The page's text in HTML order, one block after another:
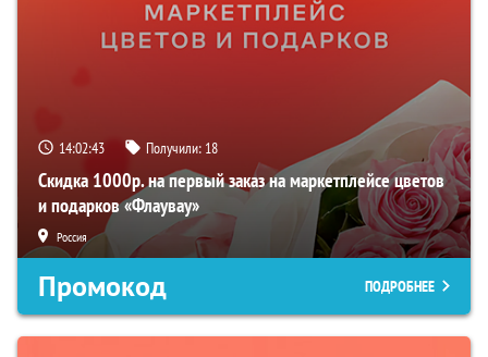
14:02:42 Получили: 18
Скидка 1000р. на первый заказ на маркетплейсе цветов
и подарков «Флаувау»
Россия
Промокод ПОДРОБНЕЕ